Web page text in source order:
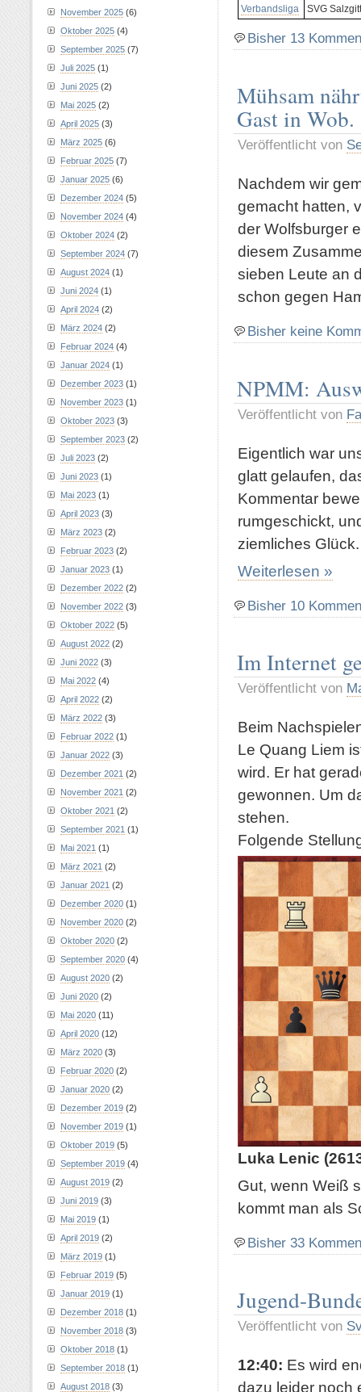
Verbandsliga
SVG
Bisher 13
Mühsam
Gast in Wob.
Veröffentlicht von
Nachdem wir
gemacht hatten,
der Wolfsburger
diesem
sieben Leute an
schon gegen
Bisher keine
NPMM:
Veröffentlicht von
Eigentlich war
glatt gelaufen,
Kommentar
rumgeschickt,
ziemliches Glück.
Weiterlesen »
Bisher 10
Im Internet
Veröffentlicht von
Beim
Le Quang Liem
wird. Er hat
gewonnen. Um
stehen.
Folgende
Luka Lenic
Gut, wenn Weiß
kommt man als
Bisher 33
Jugend-
Veröffentlicht von
12:40: Es wird
dazu leider noch
November 2025 (6)
Oktober 2025 (4)
September 2025 (7)
Juli 2025 (1)
Juni 2025 (2)
Mai 2025 (2)
April 2025 (3)
März 2025 (6)
Februar 2025 (7)
Januar 2025 (6)
Dezember 2024 (5)
November 2024 (4)
Oktober 2024 (2)
September 2024 (7)
August 2024 (1)
Juni 2024 (1)
April 2024 (2)
März 2024 (2)
Februar 2024 (4)
Januar 2024 (1)
Dezember 2023 (1)
November 2023 (1)
Oktober 2023 (3)
September 2023 (2)
Juli 2023 (2)
Juni 2023 (1)
Mai 2023 (1)
April 2023 (3)
März 2023 (2)
Februar 2023 (2)
Januar 2023 (1)
Dezember 2022 (2)
November 2022 (3)
Oktober 2022 (5)
August 2022 (2)
Juni 2022 (3)
Mai 2022 (4)
April 2022 (2)
März 2022 (3)
Februar 2022 (1)
Januar 2022 (3)
Dezember 2021 (2)
November 2021 (2)
Oktober 2021 (2)
September 2021 (1)
Mai 2021 (1)
März 2021 (2)
Januar 2021 (2)
Dezember 2020 (1)
November 2020 (2)
Oktober 2020 (2)
September 2020 (4)
August 2020 (2)
Juni 2020 (2)
Mai 2020 (11)
April 2020 (12)
März 2020 (3)
Februar 2020 (2)
Januar 2020 (2)
Dezember 2019 (2)
November 2019 (1)
Oktober 2019 (5)
September 2019 (4)
August 2019 (2)
Juni 2019 (3)
Mai 2019 (1)
April 2019 (2)
März 2019 (1)
Februar 2019 (5)
Januar 2019 (1)
Dezember 2018 (1)
November 2018 (3)
Oktober 2018 (1)
September 2018 (1)
August 2018 (3)